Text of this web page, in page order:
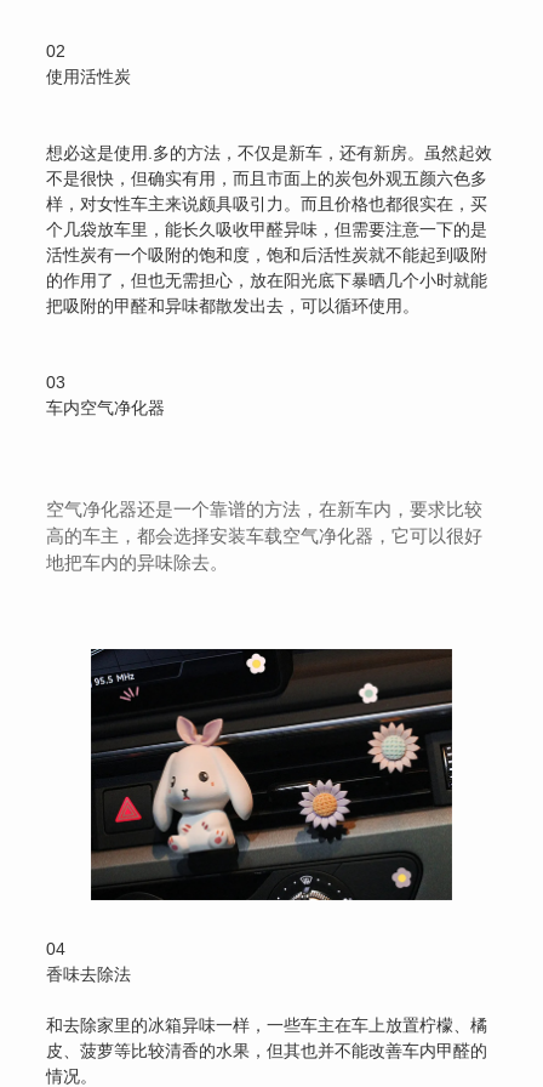
02
使用活性炭
想必这是使用.多的方法，不仅是新车，还有新房。虽然起效
不是很快，但确实有用，而且市面上的炭包外观五颜六色多
样，对女性车主来说颇具吸引力。而且价格也都很实在，买
个几袋放车里，能长久吸收甲醛异味，但需要注意一下的是
活性炭有一个吸附的饱和度，饱和后活性炭就不能起到吸附
的作用了，但也无需担心，放在阳光底下暴晒几个小时就能
把吸附的甲醛和异味都散发出去，可以循环使用。
03
车内空气净化器
空气净化器还是一个靠谱的方法，在新车内，要求比较
高的车主，都会选择安装车载空气净化器，它可以很好
地把车内的异味除去。
04
香味去除法
和去除家里的冰箱异味一样，一些车主在车上放置柠檬、橘
皮、菠萝等比较清香的水果，但其也并不能改善车内甲醛的
情况。